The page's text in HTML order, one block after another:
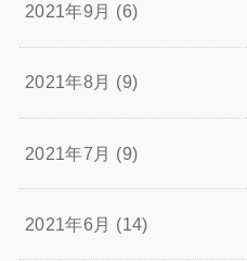
2021年9月 (6)
2021年8月 (9)
2021年7月 (9)
2021年6月 (14)